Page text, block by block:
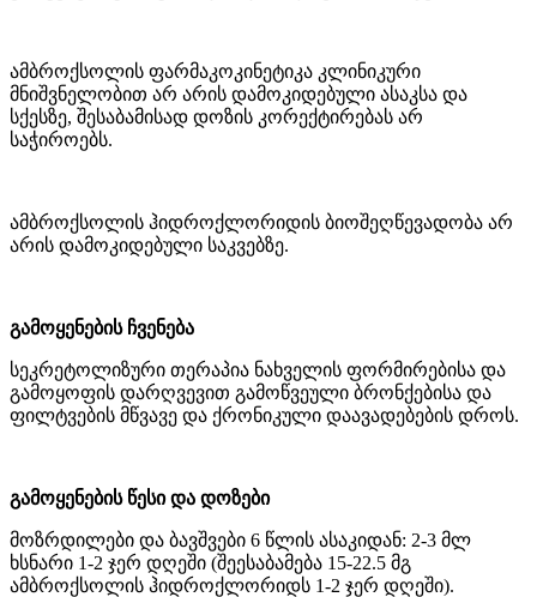
ამბროქსოლის ფარმაკოკინეტიკა კლინიკური
მნიშვნელობით არ არის დამოკიდებული ასაკსა და
სქესზე, შესაბამისად დოზის კორექტირებას არ
საჭიროებს.
ამბროქსოლის ჰიდროქლორიდის ბიოშეღწევადობა არ
არის დამოკიდებული საკვებზე.
გამოყენების ჩვენება
სეკრეტოლიზური თერაპია ნახველის ფორმირებისა და
გამოყოფის დარღვევით გამოწვეული ბრონქებისა და
ფილტვების მწვავე და ქრონიკული დაავადებების დროს.
გამოყენების წესი და დოზები
მოზრდილები და ბავშვები 6 წლის ასაკიდან: 2-3 მლ
ხსნარი 1-2 ჯერ დღეში (შეესაბამება 15-22.5 მგ
ამბროქსოლის ჰიდროქლორიდს 1-2 ჯერ დღეში).